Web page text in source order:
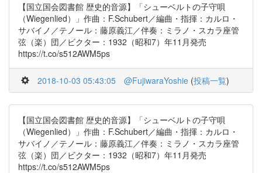
【国立国会図書館 歴史的音源】「シューベルトの子守唄
（Wiegenlied）」作曲：F.Schubert／編曲・指揮：カルロ・
サバイノ／テノール：藤原義江／伴奏：ミラノ・スカラ座管
弦（楽）団／ビクター：1932（昭和7）年11月発売
https://t.co/s512AWM5ps
2018-10-03 05:43:05 @FujiwaraYoshie (投稿一覧)
【国立国会図書館 歴史的音源】「シューベルトの子守唄
（Wiegenlied）」作曲：F.Schubert／編曲・指揮：カルロ・
サバイノ／テノール：藤原義江／伴奏：ミラノ・スカラ座管
弦（楽）団／ビクター：1932（昭和7）年11月発売
https://t.co/s512AWM5ps